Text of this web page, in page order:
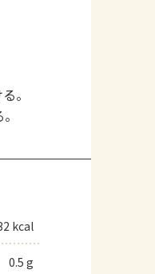
。
kcal
0.5 g